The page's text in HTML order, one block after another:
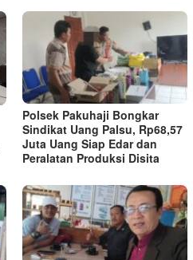
Polsek Pakuhaji Bongkar
Sindikat Uang Palsu, Rp68,57
Juta Uang Siap Edar dan
Peralatan Produksi Disita